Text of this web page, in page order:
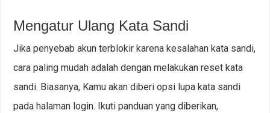
Mengatur Ulang Kata Sandi
Jika penyebab akun terblokir karena kesalahan kata sandi,
cara paling mudah adalah dengan melakukan reset kata
sandi. Biasanya, Kamu akan diberi opsi lupa kata sandi
pada halaman login. Ikuti panduan yang diberikan,